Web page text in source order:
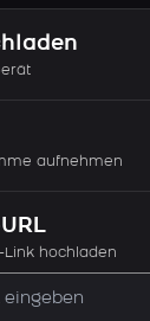
aufnehmen
Link hochladen